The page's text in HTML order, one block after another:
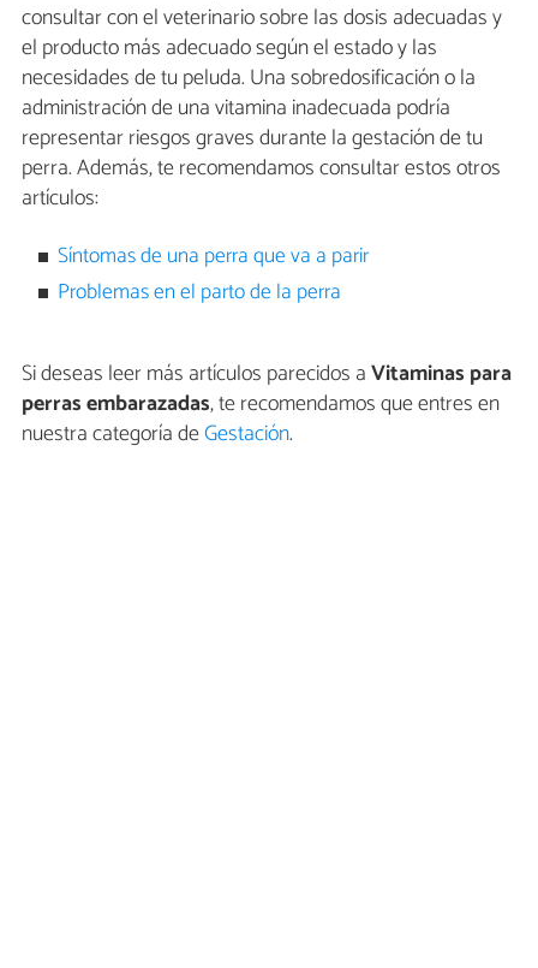
consultar con el veterinario sobre las dosis adecuadas y
el producto más adecuado según el estado y las
necesidades de tu peluda. Una sobredosificación o la
administración de una vitamina inadecuada podría
representar riesgos graves durante la gestación de tu
perra. Además, te recomendamos consultar estos otros
artículos:
Síntomas de una perra que va a parir
Problemas en el parto de la perra
Si deseas leer más artículos parecidos aVitaminas para
perras embarazadas, te recomendamos que entres en
nuestra categoría deGestación.